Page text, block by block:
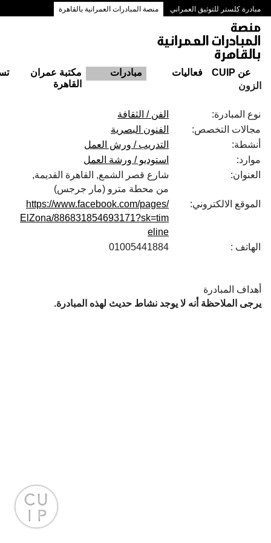
مبادرة كلستر للتوثيق العمراني منصة المبادرات العمرانية بالقاهرة
ممرات وسط البلد بالقاهرة
عن CUIP فعاليات مبادرات
مكتبة عمران
القاهرة
الزون
نوع المبادرة:
الفن / الثقافة
مجالات التخصص:
الفنون البصرية
أنشطة:
التدريب / ورش العمل
موارد:
استوديو / ورشة العمل
العنوان:
شارع قصر الشمع, القاهرة القديمة,
من محطة مترو (مار جرجس)
الموقع الالكتروني:
https://www.facebook.com/pages/
ElZona/886831854693171?sk=tim
eline
الهاتف :
01005441884
أهداف المبادرة
يرجى الملاحظة أنه لا يوجد نشاط حديث لهذه المبادرة.